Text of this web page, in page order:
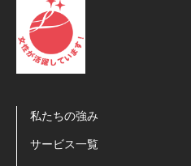
私たちの強み
サービス一覧